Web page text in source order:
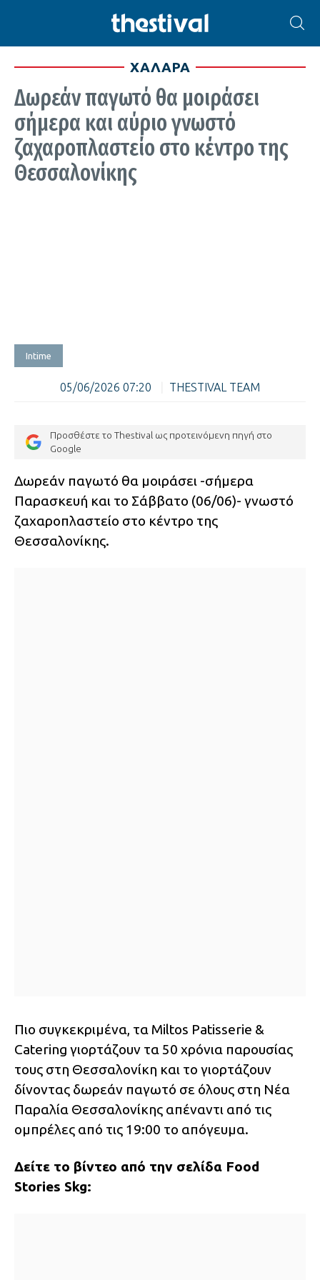
ΧΑΛΑΡΑ
Δωρεάν παγωτό θα μοιράσει
σήμερα και αύριο γνωστό
ζαχαροπλαστείο στο κέντρο της
Θεσσαλονίκης
Intime
05/06/2026 07:20 THESTIVAL TEAM
Προσθέστε το Thestival ως προτεινόμενη πηγή στο
Google
Δωρεάν παγωτό θα μοιράσει -σήμερα
Παρασκευή και το Σάββατο (06/06)- γνωστό
ζαχαροπλαστείο στο κέντρο της
Θεσσαλονίκης.
Πιο συγκεκριμένα, τα Miltos Patisserie &
Catering γιορτάζουν τα 50 χρόνια παρουσίας
τους στη Θεσσαλονίκη και το γιορτάζουν
δίνοντας δωρεάν παγωτό σε όλους στη Νέα
Παραλία Θεσσαλονίκης απέναντι από τις
ομπρέλες από τις 19:00 το απόγευμα.
Δείτε το βίντεο από την σελίδα Food
Stories Skg: